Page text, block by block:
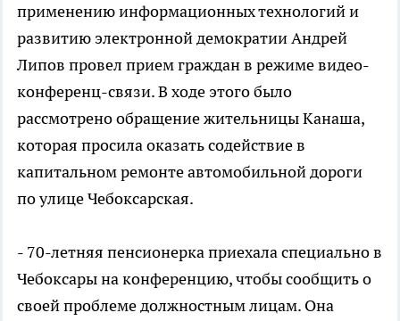
применению информационных технологий и
развитию электронной демократии Андрей
Липов провел прием граждан в режиме видео-
конференц-связи. В ходе этого было
рассмотрено обращение жительницы Канаша,
которая просила оказать содействие в
капитальном ремонте автомобильной дороги
по улице Чебоксарская.
- 70-летняя пенсионерка приехала специально в
Чебоксары на конференцию, чтобы сообщить о
своей проблеме должностным лицам. Она